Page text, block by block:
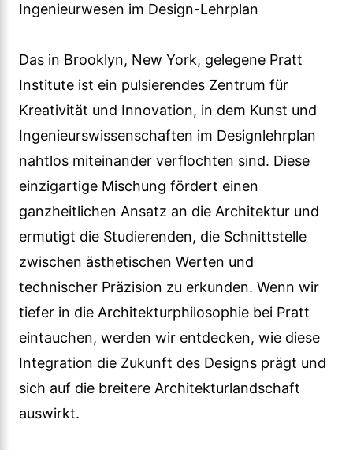
Ingenieurwesen im Design-Lehrplan
Das in Brooklyn, New York, gelegene Pratt
Institute ist ein pulsierendes Zentrum für
Kreativität und Innovation, in dem Kunst und
Ingenieurswissenschaften im Designlehrplan
nahtlos miteinander verflochten sind. Diese
einzigartige Mischung fördert einen
ganzheitlichen Ansatz an die Architektur und
ermutigt die Studierenden, die Schnittstelle
zwischen ästhetischen Werten und
technischer Präzision zu erkunden. Wenn wir
tiefer in die Architekturphilosophie bei Pratt
eintauchen, werden wir entdecken, wie diese
Integration die Zukunft des Designs prägt und
sich auf die breitere Architekturlandschaft
auswirkt.